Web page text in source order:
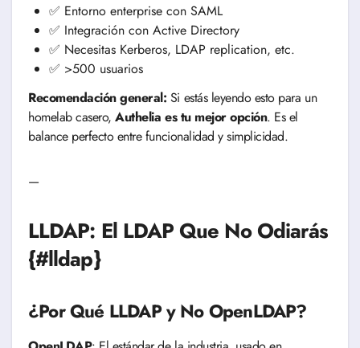
✅ Entorno enterprise con SAML
✅ Integración con Active Directory
✅ Necesitas Kerberos, LDAP replication, etc.
✅ >500 usuarios
Recomendación general: Si estás leyendo esto para un
homelab casero,Authelia es tu mejor opción. Es el
balance perfecto entre funcionalidad y simplicidad.
—
LLDAP: El LDAP Que No Odiarás
{#lldap}
¿Por Qué LLDAP y No OpenLDAP?